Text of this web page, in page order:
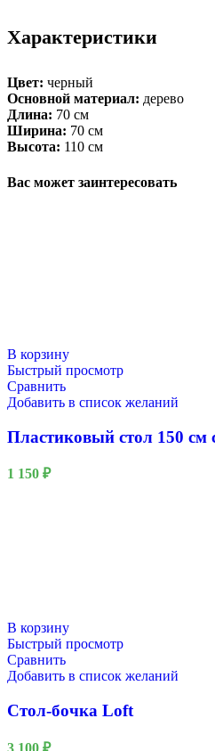
Характеристики
Цвет: черный
Основной материал: дерево
Длина: 70 см
Ширина: 70 см
Высота: 110 см
Вас может заинтересовать
В корзину
Быстрый просмотр
Сравнить
Добавить в список желаний
Пластиковый стол 150 см
1 150 ₽
В корзину
Быстрый просмотр
Сравнить
Добавить в список желаний
Стол-бочка Loft
3 100 ₽